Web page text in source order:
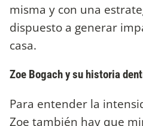
misma y con una
dispuesto a generar
casa.
Zoe Bogach y su historia
Para entender la
Zoe también hay que